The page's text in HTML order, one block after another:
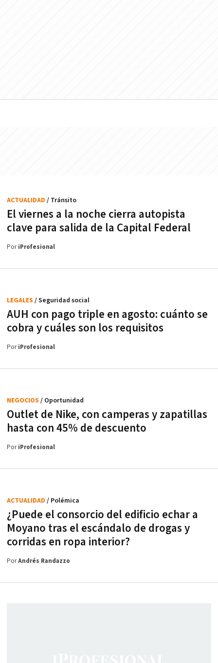
El viernes a la noche cierra autopista
clave para salida de la Capital Federal
ACTUALIDAD / Tránsito
PoriProfesional
AUH con pago triple en agosto: cuánto se
cobra y cuáles son los requisitos
LEGALES / Seguridad social
PoriProfesional
Outlet de Nike, con camperas y zapatillas
hasta con 45% de descuento
NEGOCIOS / Oportunidad
PoriProfesional
¿Puede el consorcio del edificio echar a
Moyano tras el escándalo de drogas y
corridas en ropa interior?
ACTUALIDAD / Polémica
PorAndrés Randazzo